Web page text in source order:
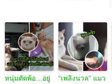
หนุ่มตัดพ้อ…อยู่
“เพลิงนวล” แมว